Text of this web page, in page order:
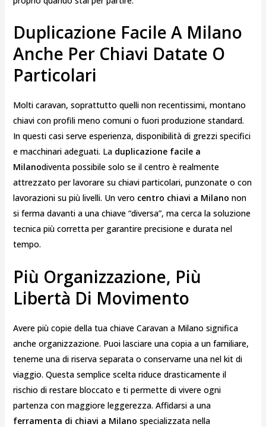
Duplicazione Facile A Milano
Anche Per Chiavi Datate O
Particolari
Molti caravan, soprattutto quelli non recentissimi, montano
chiavi con profili meno comuni o fuori produzione standard.
In questi casi serve esperienza, disponibilità di grezzi specifici
e macchinari adeguati. La duplicazione facile a
Milanodiventa possibile solo se il centro è realmente
attrezzato per lavorare su chiavi particolari, punzonate o con
lavorazioni su più livelli. Un vero centro chiavi a Milano non
si ferma davanti a una chiave “diversa”, ma cerca la soluzione
tecnica più corretta per garantire precisione e durata nel
tempo.
Più Organizzazione, Più
Libertà Di Movimento
Avere più copie della tua chiave Caravan a Milano significa
anche organizzazione. Puoi lasciare una copia a un familiare,
tenerne una di riserva separata o conservarne una nel kit di
viaggio. Questa semplice scelta riduce drasticamente il
rischio di restare bloccato e ti permette di vivere ogni
partenza con maggiore leggerezza. Affidarsi a una
ferramenta di chiavi a Milano specializzata nella